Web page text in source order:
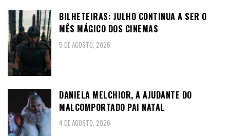
BILHETEIRAS: JULHO CONTINUA A SER O
MÊS MÁGICO DOS CINEMAS
5 DE AGOSTO, 2026
DANIELA MELCHIOR, A AJUDANTE DO
MALCOMPORTADO PAI NATAL
4 DE AGOSTO, 2026